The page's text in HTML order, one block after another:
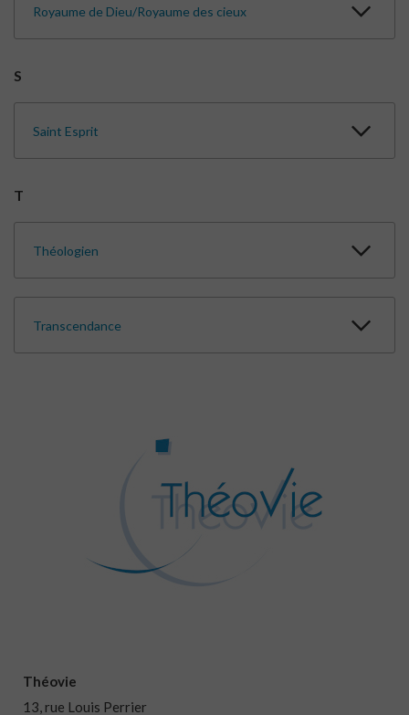
Royaume de Dieu/Royaume des cieux
S
Saint Esprit
T
Théologien
Transcendance
Théovie
13, rue Louis Perrier